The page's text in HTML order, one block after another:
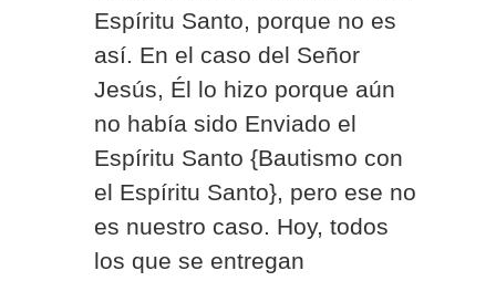
Espíritu Santo, porque no es
así. En el caso del Señor
Jesús, Él lo hizo porque aún
no había sido Enviado el
Espíritu Santo {Bautismo con
el Espíritu Santo}, pero ese no
es nuestro caso. Hoy, todos
los que se entregan